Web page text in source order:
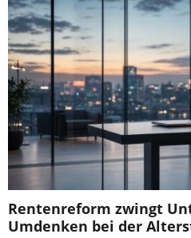
Rentenreform zwingt
Umdenken bei der